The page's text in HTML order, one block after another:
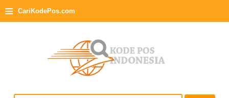
≡ CariKodePos.com